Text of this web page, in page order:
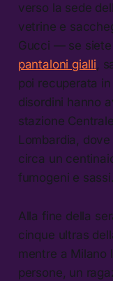
verso la sede
vetrine e
Gucci — se
pantaloni gialli,
poi recuperata
disordini hanno
stazione
Lombardia,
circa un
fumogeni e sassi.
Alla fine della
cinque ultras
mentre a Milano
persone, un